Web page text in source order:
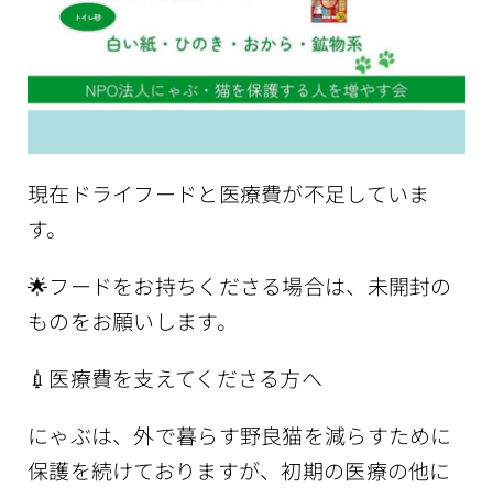
現在ドライフードと医療費が不足していま
す。
🌟フードをお持ちくださる場合は、未開封の
ものをお願いします。
💉医療費を支えてくださる方へ
にゃぶは、外で暮らす野良猫を減らすために
保護を続けておりますが、初期の医療の他に